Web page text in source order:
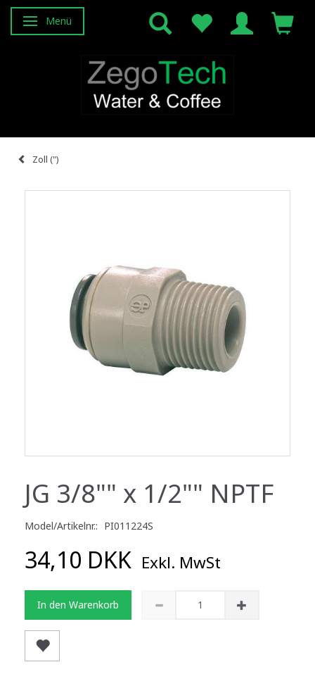
Anzeige ändern
Menü
Zoll (")
JG 3/8"" x 1/2"" NPTF
Model/Artikelnr.: PI011224S
34,10 DKK Exkl. MwSt
In den Warenkorb